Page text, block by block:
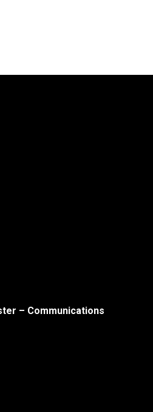
– Communications